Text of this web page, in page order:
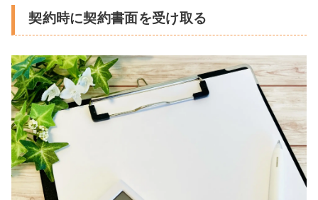
契約時に契約書面を受け取る